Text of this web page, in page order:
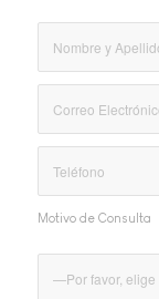
Motivo de Consulta